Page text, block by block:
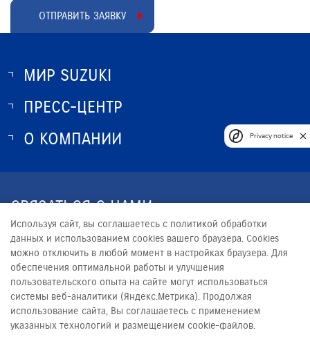
ОТПРАВИТЬ ЗАЯВКУ
МИР SUZUKI
О SUZUKI
ПРЕСС-ЦЕНТР
НОВОСТИ
О КОМПАНИИ
СВЯЗАТЬСЯ С НАМИ
+7 (343) 228-38-33
RECEPTION@LMSUZUKI.RU
© 2026
Используя сайт, вы соглашаетесь с политикой обработки
данных и использованием cookies вашего браузера. Cookies
можно отключить в любой момент в настройках браузера. Для
обеспечения оптимальной работы и улучшения
пользовательского опыта на сайте могут использоваться
системы веб-аналитики (Яндекс.Метрика). Продолжая
использование сайта, Вы соглашаетесь с применением
указанных технологий и размещением cookie-файлов.
Privacy notice